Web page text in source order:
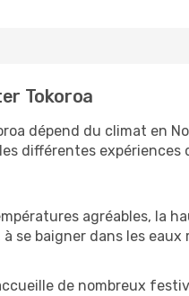
Tokoroa
dépend du climat en
différentes expériences
agréables, la
se baigner dans les
de nombreux